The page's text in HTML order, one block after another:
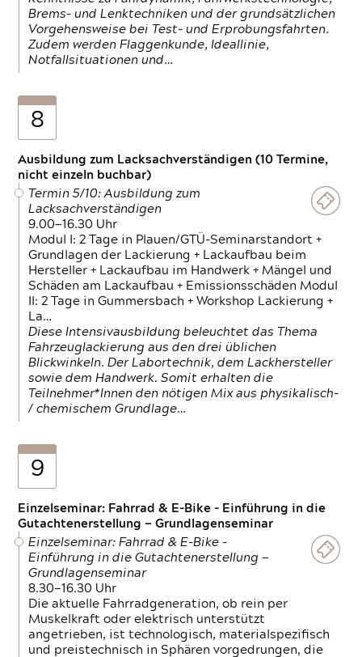
Brems- und Lenktechniken und der grundsätzlichen
Vorgehensweise bei Test- und Erprobungsfahrten.
Zudem werden Flaggenkunde, Ideallinie,
Notfallsituationen und…
8
Ausbildung zum Lacksachverständigen (10 Termine,
nicht einzeln buchbar)
Termin 5/10: Ausbildung zum
Lacksachverständigen
9.00—16.30 Uhr
Modul I: 2 Tage in Plauen/GTÜ-Seminarstandort +
Grundlagen der Lackierung + Lackaufbau beim
Hersteller + Lackaufbau im Handwerk + Mängel und
Schäden am Lackaufbau + Emissionsschäden Modul
II: 2 Tage in Gummersbach + Workshop Lackierung +
La…
Diese Intensivausbildung beleuchtet das Thema
Fahrzeuglackierung aus den drei üblichen
Blickwinkeln. Der Labortechnik, dem Lackhersteller
sowie dem Handwerk. Somit erhalten die
Teilnehmer*Innen den nötigen Mix aus physikalisch-
/ chemischem Grundlage…
9
Einzelseminar: Fahrrad & E-Bike - Einführung in die
Gutachtenerstellung — Grundlagenseminar
Einzelseminar: Fahrrad & E-Bike -
Einführung in die Gutachtenerstellung —
Grundlagenseminar
8.30—16.30 Uhr
Die aktuelle Fahrradgeneration, ob rein per
Muskelkraft oder elektrisch unterstützt
angetrieben, ist technologisch, materialspezifisch
und preistechnisch in Sphären vorgedrungen, die